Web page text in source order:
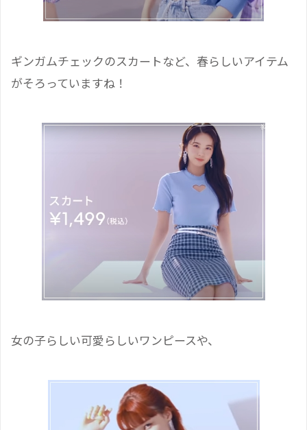
ギンガムチェックのスカートなど、春らしいアイテム
がそろっていますね！
女の子らしい可愛らしいワンピースや、